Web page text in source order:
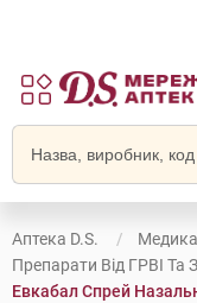
Аптека D.S.
Препарати Від ГРВІ Та
Евкабал Спрей